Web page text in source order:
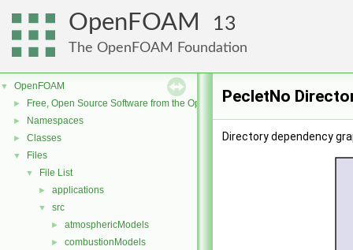
OpenFOAM 13
The OpenFOAM Foundation
▼ OpenFOAM
► Free, Open Source Software from the OpenFOAM Foundation
► Namespaces
► Classes
▼ Files
▼ File List
► applications
▼ src
► atmosphericModels
► combustionModels
PecletNo
Directory dependency